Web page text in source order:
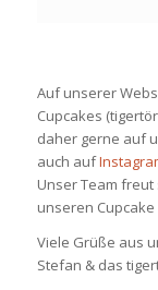
Auf unserer
Cupcakes
daher gerne auf
auch auf
Unser Team freut
unseren
Viele Grüße aus
Stefan & das